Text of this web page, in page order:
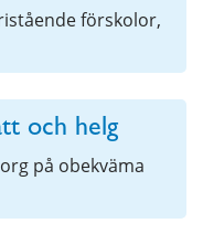
förskolor,
och helg
på obekväma